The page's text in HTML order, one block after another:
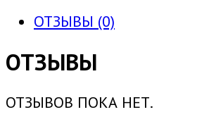
ОТЗЫВЫ (0)
ОТЗЫВЫ
ОТЗЫВОВ ПОКА НЕТ.